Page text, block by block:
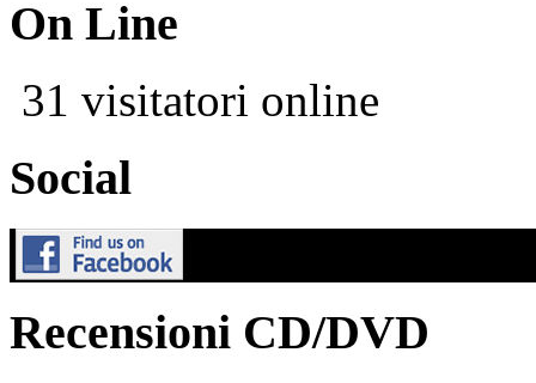
On Line
31 visitatori online
Social
Recensioni CD/DVD